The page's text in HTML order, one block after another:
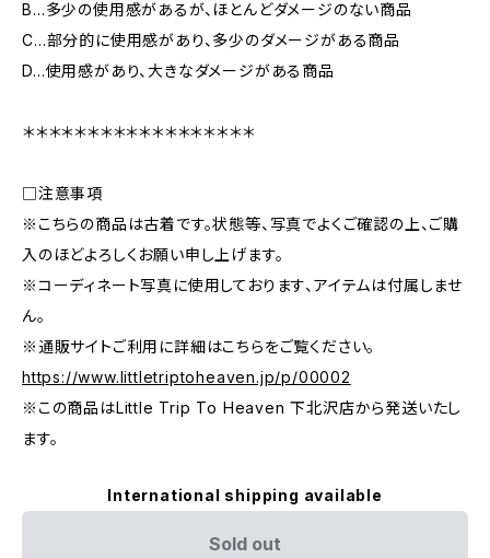
B…多少の使用感があるが、ほとんどダメージのない商品
C…部分的に使用感があり、多少のダメージがある商品
D…使用感があり、大きなダメージがある商品
＊＊＊＊＊＊＊＊＊＊＊＊＊＊＊＊＊＊
□注意事項
※こちらの商品は古着です。状態等、写真でよくご確認の上、ご購
入のほどよろしくお願い申し上げます。
※コーディネート写真に使用しております、アイテムは付属しませ
ん。
※通販サイトご利用に詳細はこちらをご覧ください。
https://www.littletriptoheaven.jp/p/00002
※この商品はLittle Trip To Heaven 下北沢店から発送いたし
ます。
International shipping available
Sold out